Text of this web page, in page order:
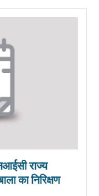
राज्य
का निरिक्षण